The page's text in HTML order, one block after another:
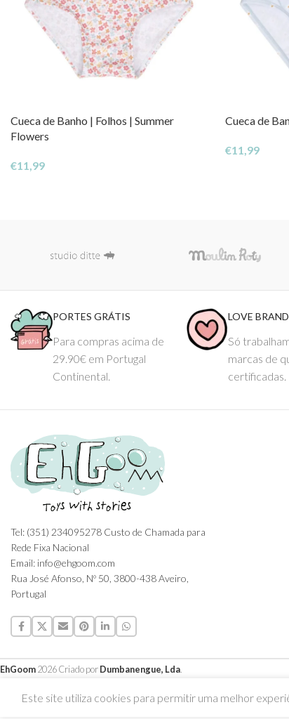
Cueca de Banho | Folhos | Summer
Flowers
€11,99
Cueca de
€11,99
PORTES GRÁTIS
Para compras acima de
29.90€ em Portugal
Continental.
LOVE
Só
marcas de
certificadas.
Tel: (351) 234095278 Custo de Chamada para
Rede Fixa Nacional
Email: info@ehgoom.com
Rua José Afonso, Nº 50, 3800-438 Aveiro,
Portugal
EhGoom2026 Criado porDumbanengue, Lda.
Este site utiliza cookies para permitir uma melhor